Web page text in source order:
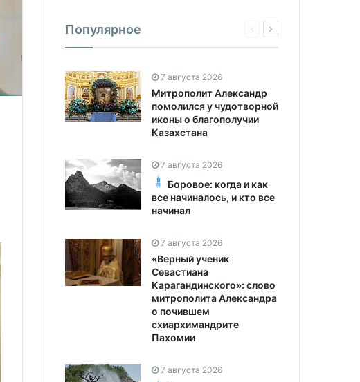
Популярное
7 августа 2026
Митрополит Александр
помолился у чудотворной
иконы о благополучии
Казахстана
7 августа 2026
Боровое: когда и как
все начиналось, и кто все
начинал
7 августа 2026
«Верный ученик
Севастиана
Карагандинского»: слово
митрополита Александра
о почившем
схиархимандрите
Пахомии
7 августа 2026